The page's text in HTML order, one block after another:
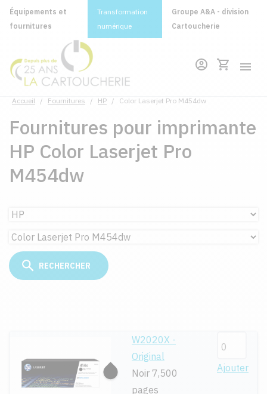
Équipements et
fournitures
Transformation
numérique
Groupe A&A - division
Cartoucherie
Accueil / Fournitures / HP / Color Laserjet Pro M454dw
Fournitures pour imprimante
HP Color Laserjet Pro
M454dw
W2020X -
Original
Noir 7,500
pages
Ajouter